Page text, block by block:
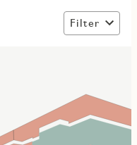
Filter